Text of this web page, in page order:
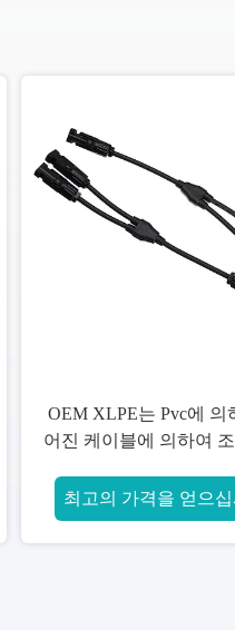
Eco 친절한 조립식으로 만들어
진 분지 케이블 630mm2/95mm2
최고의 가격을 얻으십시오